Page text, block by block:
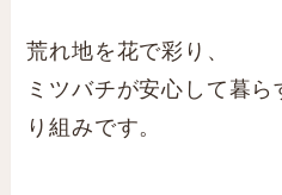
荒れ地を花で彩り、
ミツバチが安心して暮
り組みです。